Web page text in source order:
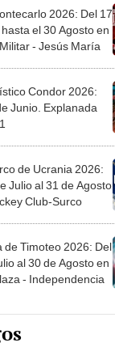
2026: Del 17
el 30 Agosto en
- Jesús María
Condor 2026:
Junio. Explanada
de Ucrania 2026:
Julio al 31 de Agosto
Club-Surco
de Timoteo 2026: Del
al 30 de Agosto en
- Independencia